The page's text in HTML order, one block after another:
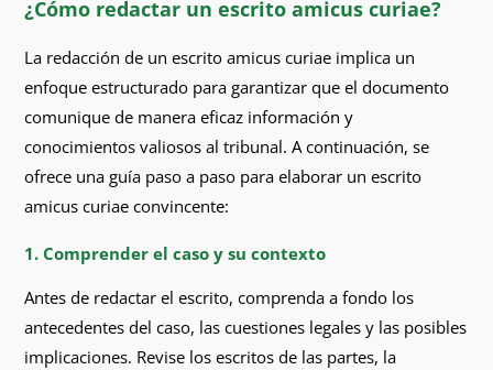
¿Cómo redactar un escrito amicus curiae?
La redacción de un escrito amicus curiae implica un
enfoque estructurado para garantizar que el documento
comunique de manera eficaz información y
conocimientos valiosos al tribunal. A continuación, se
ofrece una guía paso a paso para elaborar un escrito
amicus curiae convincente:
1. Comprender el caso y su contexto
Antes de redactar el escrito, comprenda a fondo los
antecedentes del caso, las cuestiones legales y las posibles
implicaciones. Revise los escritos de las partes, la